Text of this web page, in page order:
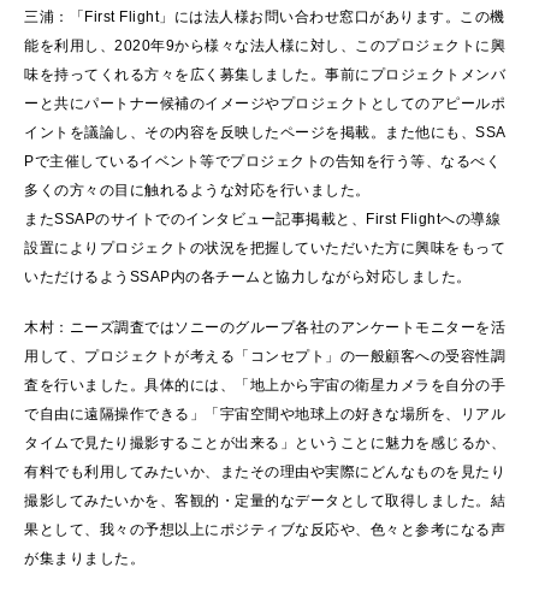
三浦：「First Flight」には法人様お問い合わせ窓口があります。この機
能を利用し、2020年9から様々な法人様に対し、このプロジェクトに興
味を持ってくれる方々を広く募集しました。事前にプロジェクトメンバ
ーと共にパートナー候補のイメージやプロジェクトとしてのアピールポ
イントを議論し、その内容を反映したページを掲載。また他にも、SSA
Pで主催しているイベント等でプロジェクトの告知を行う等、なるべく
多くの方々の目に触れるような対応を行いました。
またSSAPのサイトでのインタビュー記事掲載と、First Flightへの導線
設置によりプロジェクトの状況を把握していただいた方に興味をもって
いただけるようSSAP内の各チームと協力しながら対応しました。
木村：ニーズ調査ではソニーのグループ各社のアンケートモニターを活
用して、プロジェクトが考える「コンセプト」の一般顧客への受容性調
査を行いました。具体的には、「地上から宇宙の衛星カメラを自分の手
で自由に遠隔操作できる」「宇宙空間や地球上の好きな場所を、リアル
タイムで見たり撮影することが出来る」ということに魅力を感じるか、
有料でも利用してみたいか、またその理由や実際にどんなものを見たり
撮影してみたいかを、客観的・定量的なデータとして取得しました。結
果として、我々の予想以上にポジティブな反応や、色々と参考になる声
が集まりました。